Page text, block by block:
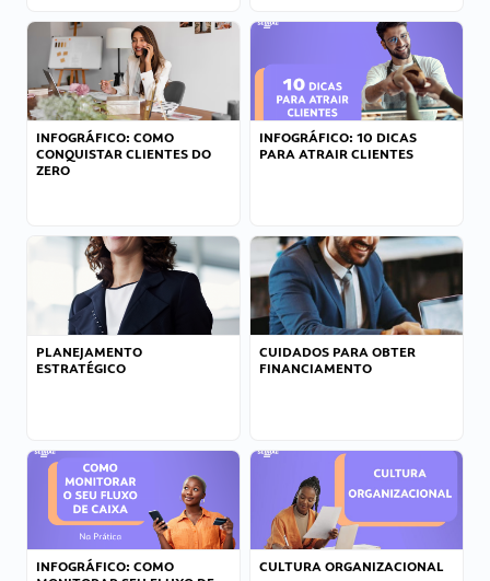
INFOGRÁFICO: COMO
CONQUISTAR CLIENTES DO
ZERO
INFOGRÁFICO: 10 DICAS
PARA ATRAIR CLIENTES
PLANEJAMENTO
ESTRATÉGICO
CUIDADOS PARA OBTER
FINANCIAMENTO
INFOGRÁFICO: COMO
CULTURA ORGANIZACIONAL